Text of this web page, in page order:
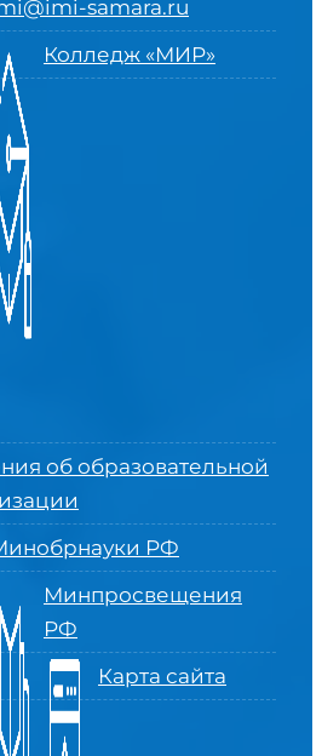
samara.ru
Колледж «МИР»
об образовательной
РФ
Минпросвещения
РФ
Карта сайта